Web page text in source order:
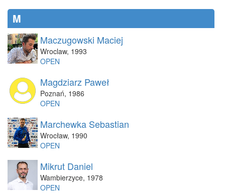
M
Maczugowski Maciej
Wroclaw, 1993
OPEN
Magdziarz Paweł
Poznań, 1986
OPEN
Marchewka Sebastian
Wrocław, 1990
OPEN
Mikrut Daniel
Wambierzyce, 1978
OPEN